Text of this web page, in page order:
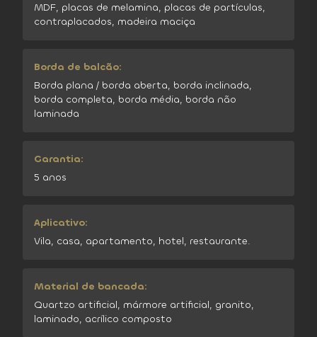
MDF, placas de melamina, placas de partículas,
contraplacados, madeira maciça
Borda de balcão:
Borda plana / borda aberta, borda inclinada,
borda completa, borda média, borda não
laminada
Garantia:
5 anos
Aplicativo:
Vila, casa, apartamento, hotel, restaurante.
Material de bancada:
Quartzo artificial, mármore artificial, granito,
laminado, acrílico composto